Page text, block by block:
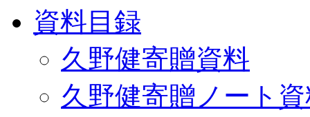
資料目録
久野健寄贈資料
久野健寄贈ノート